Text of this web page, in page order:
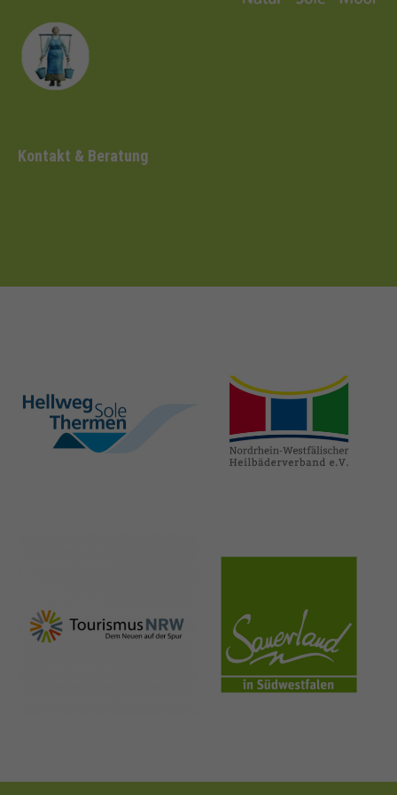
Kontakt & Beratung
hellweg-sole-
thermen.de
heilbaeder.de
nrw-
tourismus.de
sauerland.co
m